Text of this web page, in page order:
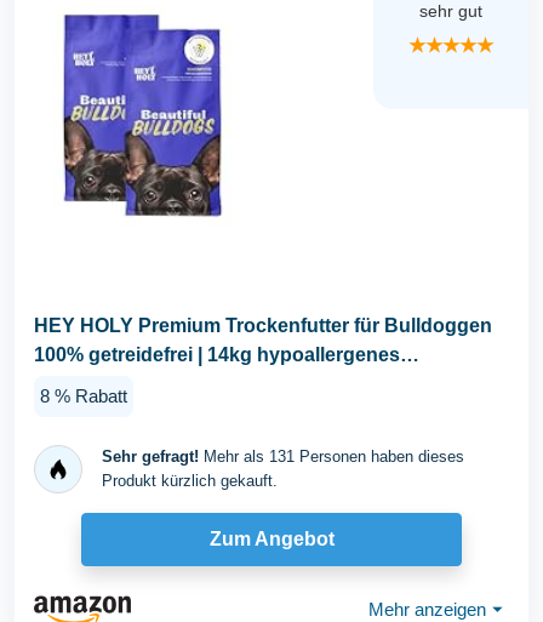
sehr gut
★★★★★
HEY HOLY Premium Trockenfutter für Bulldoggen
100% getreidefrei | 14kg hypoallergenes
8 % Rabatt
Sehr gefragt! Mehr als 131 Personen haben dieses
Produkt kürzlich gekauft.
Zum Angebot
Mehr anzeigen ⏷